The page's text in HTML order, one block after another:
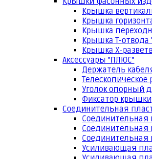
Крышка
Крышка
Крышка
Крышка Т-отвода
Крышка Х-
Аксессуары "ПЛЮС"
Держатель
Уголок опорный
Фиксатор крышки
Соединительная
Соединительная
Соединительная
Соединительная
Усиливающая